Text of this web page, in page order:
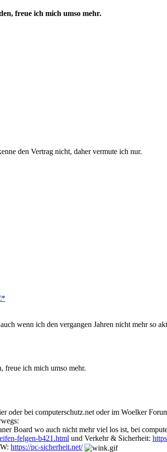
freue ich mich umso mehr.
den Vertrag nicht, daher vermute ich nur.
wenn ich den vergangen Jahren nicht mehr so
freue ich mich umso mehr.
oder bei computerschutz.net oder im Woelker
Board wo auch nicht mehr viel los ist, bei
felgen-b421.html und Verkehr & Sicherheit:
https://pc-sicherheit.net/